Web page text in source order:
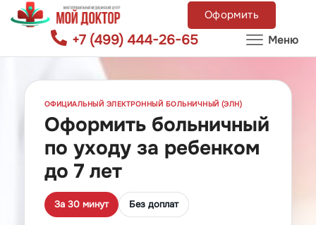
Оформить
+7 (499) 444-26-65 Меню
ОФИЦИАЛЬНЫЙ ЭЛЕКТРОННЫЙ БОЛЬНИЧНЫЙ (ЭЛН)
Оформить больничный
по уходу за ребенком
до 7 лет
За 30 минут Без доплат